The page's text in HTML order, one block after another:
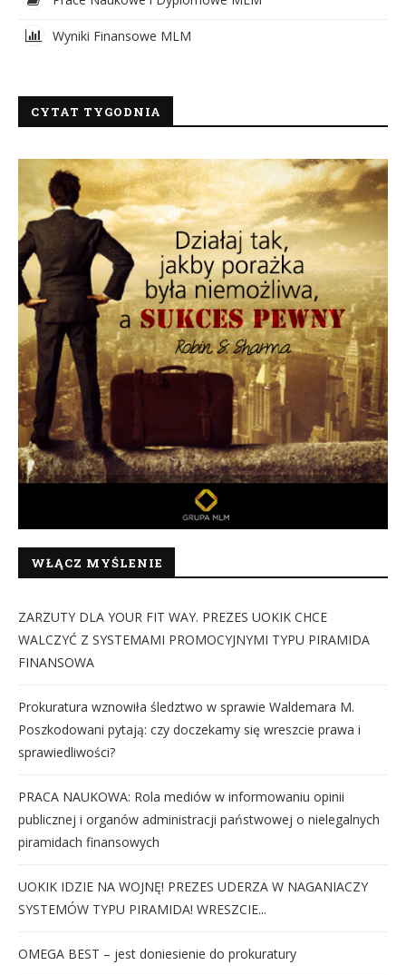
Wyniki Finansowe MLM
CYTAT TYGODNIA
WŁĄCZ MYŚLENIE
ZARZUTY DLA YOUR FIT WAY. PREZES UOKIK CHCE
WALCZYĆ Z SYSTEMAMI PROMOCYJNYMI TYPU PIRAMIDA
FINANSOWA
Prokuratura wznowiła śledztwo w sprawie Waldemara M.
Poszkodowani pytają: czy doczekamy się wreszcie prawa i
sprawiedliwości?
PRACA NAUKOWA: Rola mediów w informowaniu opinii
publicznej i organów administracji państwowej o nielegalnych
piramidach finansowych
UOKIK IDZIE NA WOJNĘ! PREZES UDERZA W NAGANIACZY
SYSTEMÓW TYPU PIRAMIDA! WRESZCIE...
OMEGA BEST – jest doniesienie do prokuratury